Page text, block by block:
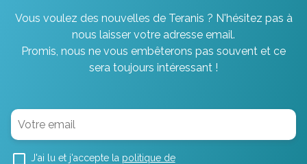
Vous voulez des nouvelles de Teranis ? N'hésitez pas à
nous laisser votre adresse email.
Promis, nous ne vous embêterons pas souvent et ce
sera toujours intéressant !
J'ai lu et j'accepte la politique de